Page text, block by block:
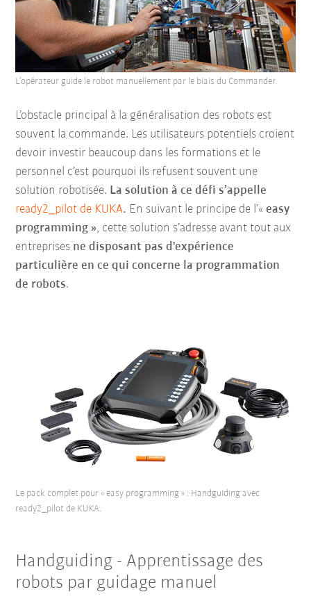
L’obstacle principal à la généralisation des robots est
souvent la commande. Les utilisateurs potentiels croient
devoir investir beaucoup dans les formations et le
personnel c’est pourquoi ils refusent souvent une
solution robotisée. La solution à ce défi s’appelle
ready2_pilot de KUKA. En suivant le principe de l’«easy
programming », cette solution s’adresse avant tout aux
entreprises ne disposant pas d'expérience
particulière en ce qui concerne la programmation
de robots.
L’opérateur guide le robot manuellement par le biais du Commander.
Le pack complet pour « easy programming » : Handguiding avec
ready2_pilot de KUKA.
Handguiding - Apprentissage des
robots par guidage manuel